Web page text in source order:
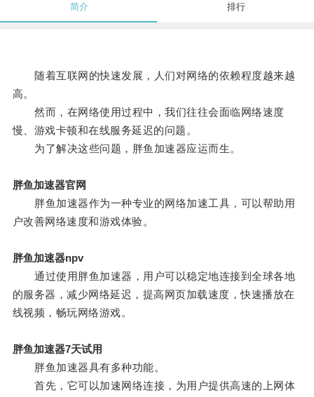
简介 排行
随着互联网的快速发展，人们对网络的依赖程度越来越
高。
然而，在网络使用过程中，我们往往会面临网络速度
慢、游戏卡顿和在线服务延迟的问题。
为了解决这些问题，胖鱼加速器应运而生。
胖鱼加速器官网
胖鱼加速器作为一种专业的网络加速工具，可以帮助用
户改善网络速度和游戏体验。
胖鱼加速器npv
通过使用胖鱼加速器，用户可以稳定地连接到全球各地
的服务器，减少网络延迟，提高网页加载速度，快速播放在
线视频，畅玩网络游戏。
胖鱼加速器7天试用
胖鱼加速器具有多种功能。
首先，它可以加速网络连接，为用户提供高速的上网体